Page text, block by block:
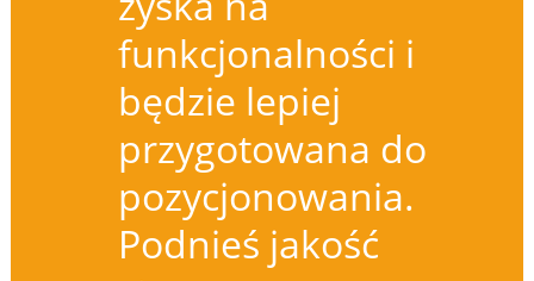
funkcjonalności i
będzie lepiej
przygotowana do
pozycjonowania.
Podnieś jakość